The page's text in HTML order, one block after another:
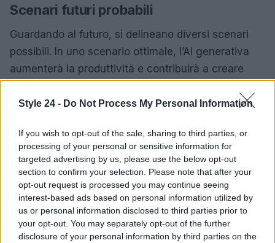
Style 24 - Do Not Process My Personal Information
If you wish to opt-out of the sale, sharing to third parties, or
processing of your personal or sensitive information for
targeted advertising by us, please use the below opt-out
section to confirm your selection. Please note that after your
opt-out request is processed you may continue seeing
interest-based ads based on personal information utilized by
us or personal information disclosed to third parties prior to
your opt-out. You may separately opt-out of the further
disclosure of your personal information by third parties on the
Scenari futuri probabili
Guardando al futuro, si delineano diversi scenari
possibili. In uno scenario ottimale, l’AI generativa
aumenterà la produttività e contribuirà a creare
emergenti. Tuttavia, in uno scenario meno
tecnologia potrebbe portare a disoccupazione e
disuguaglianze crescenti.
L’intelligenza artificiale generativa rappresenta sia
una sfida sia un’opportunità. Coloro che sapranno
comprendere e integrare questa tecnologia nel
proprio business potranno ottenere un vantaggio